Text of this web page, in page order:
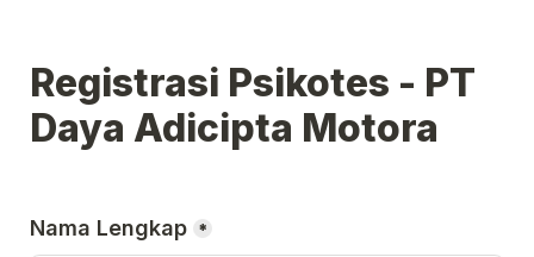
Registrasi Psikotes - PT
Daya Adicipta Motora
Nama Lengkap *